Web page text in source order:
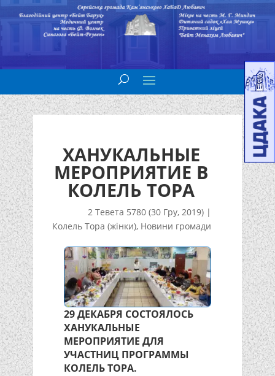
ХАНУКАЛЬНЫЕ
МЕРОПРИЯТИЕ В
КОЛЕЛЬ ТОРА
2 Тевета 5780 (30 Гру, 2019) |
Колель Тора (жінки), Новини громади
29 ДЕКАБРЯ СОСТОЯЛОСЬ
ХАНУКАЛЬНЫЕ
МЕРОПРИЯТИЕ ДЛЯ
УЧАСТНИЦ ПРОГРАММЫ
КОЛЕЛЬ ТОРА.